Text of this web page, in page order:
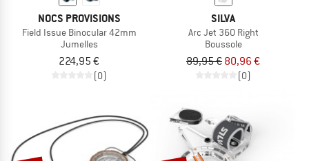
NOCS PROVISIONS
Field Issue Binocular 42mm
Jumelles
224,95 €
(0)
SILVA
Arc Jet 360 Right
Boussole
89,95 € 80,96 €
(0)